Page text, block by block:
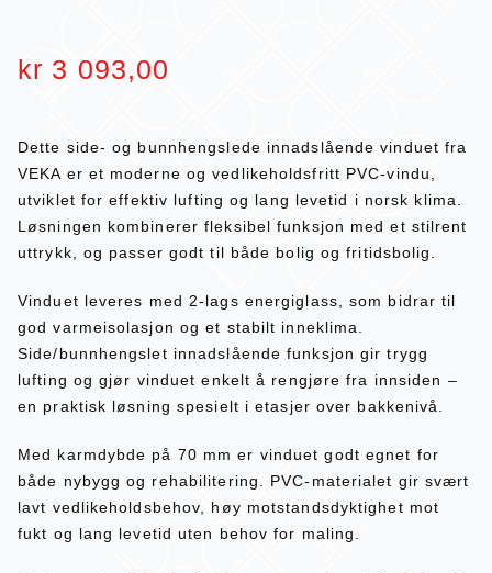
kr 3 093,00
Dette side- og bunnhengslede innadslående vinduet fra
VEKA er et moderne og vedlikeholdsfritt PVC-vindu,
utviklet for effektiv lufting og lang levetid i norsk klima.
Løsningen kombinerer fleksibel funksjon med et stilrent
uttrykk, og passer godt til både bolig og fritidsbolig.
Vinduet leveres med 2-lags energiglass, som bidrar til
god varmeisolasjon og et stabilt inneklima.
Side/bunnhengslet innadslående funksjon gir trygg
lufting og gjør vinduet enkelt å rengjøre fra innsiden –
en praktisk løsning spesielt i etasjer over bakkenivå.
Med karmdybde på 70 mm er vinduet godt egnet for
både nybygg og rehabilitering. PVC-materialet gir svært
lavt vedlikeholdsbehov, høy motstandsdyktighet mot
fukt og lang levetid uten behov for maling.